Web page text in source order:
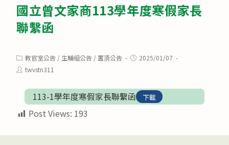
國立曾文家商113學年度寒假家長
聯繫函
Post
category:
教官室公告 / 生輔組公告 / 置頂公告
Post2025/01/07
Posttwvstn311
113-1學年度寒假家長聯繫函 下載
Post Views: 193